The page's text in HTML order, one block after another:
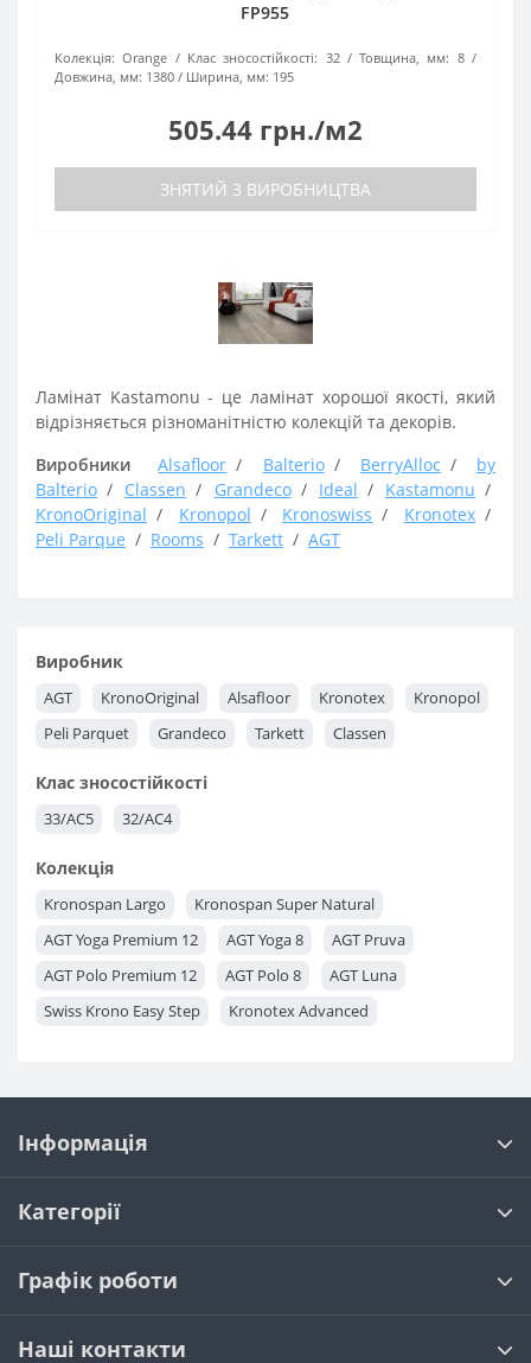
FP955
Колекція: Orange Клас зносостійкості: 32 Товщина, мм: 8
Довжина, мм: 1380 Ширина, мм: 195
505.44 грн./м2
ЗНЯТИЙ З ВИРОБНИЦТВА
Ламінат Kastamonu - це ламінат хорошої якості, який
відрізняється різноманітністю колекцій та декорів.
Виробники
Alsafloor Balterio BerryAlloc
by
Balterio
Classen Grandeco Ideal
Kastamonu
KronoOriginal
Kronopol Kronoswiss
Kronotex
Peli Parque
Rooms Tarkett
AGT
Виробник
AGT KronoOriginal Alsafloor Kronotex
Kronopol
Peli Parquet
Grandeco Tarkett Classen
Клас зносостійкості
33/AC5 32/AC4
Колекція
Kronospan Largo
Kronospan Super Natural
AGT Yoga Premium 12
AGT Yoga 8
AGT Pruva
AGT Polo Premium 12
AGT Polo 8
AGT Luna
Swiss Krono Easy Step
Kronotex Advanced
Classen Mood Skyline WR
Classen Pool ML
Classen Mood WR
Інформація
Категорії
Графік роботи
Наші контакти